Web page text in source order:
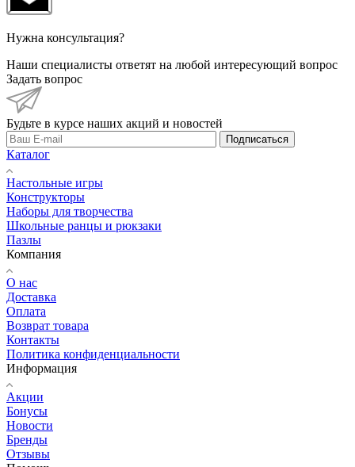
Нужна консультация?
Наши специалисты ответят на любой интересующий вопрос
Задать вопрос
Будьте в курсе наших акций и новостей
Подписаться
Каталог
Настольные игры
Конструкторы
Наборы для творчества
Школьные ранцы и рюкзаки
Пазлы
Компания
О нас
Доставка
Оплата
Возврат товара
Контакты
Политика конфиденциальности
Информация
Акции
Бонусы
Новости
Бренды
Отзывы